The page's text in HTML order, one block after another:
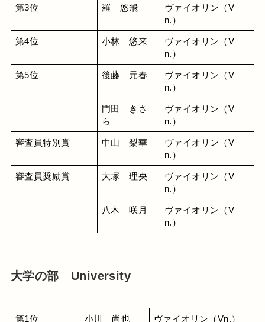
第3位 羅　悠飛
ヴァイオリン（V
n.）
第4位 小林　悠来
ヴァイオリン（V
n.）
第5位 後藤　元春
ヴァイオリン（V
n.）
門田　きさ
ら
ヴァイオリン（V
n.）
審査員特別賞 中山　梨華
ヴァイオリン（V
n.）
審査員奨励賞 大塚　理央
ヴァイオリン（V
n.）
八木　咲月
ヴァイオリン（V
n.）
大学の部 University
第1位 小川　尚也 ヴァイオリン（Vn.）